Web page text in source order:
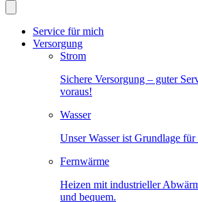
Service für mich
Versorgung
Strom
Sichere Versorgung – guter
voraus!
Wasser
Unser Wasser ist Grundlage für
Fernwärme
Heizen mit industrieller
und bequem.